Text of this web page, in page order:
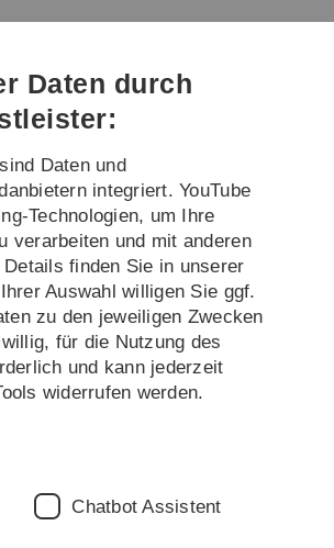
Direkt
Direkt
Direkt
(Sprache,
Drucken,
Social
Direkt
Direkt
Seminare und Kolloquien
Program
Workshop
Technologies
2019
Daten durch
Daten und
integriert. YouTube
Technologien, um Ihre
verarbeiten und mit anderen
finden Sie in unserer
Auswahl willigen Sie ggf.
zu den jeweiligen Zwecken
für die Nutzung des
und kann jederzeit
widerrufen werden.
Chatbot Assistent